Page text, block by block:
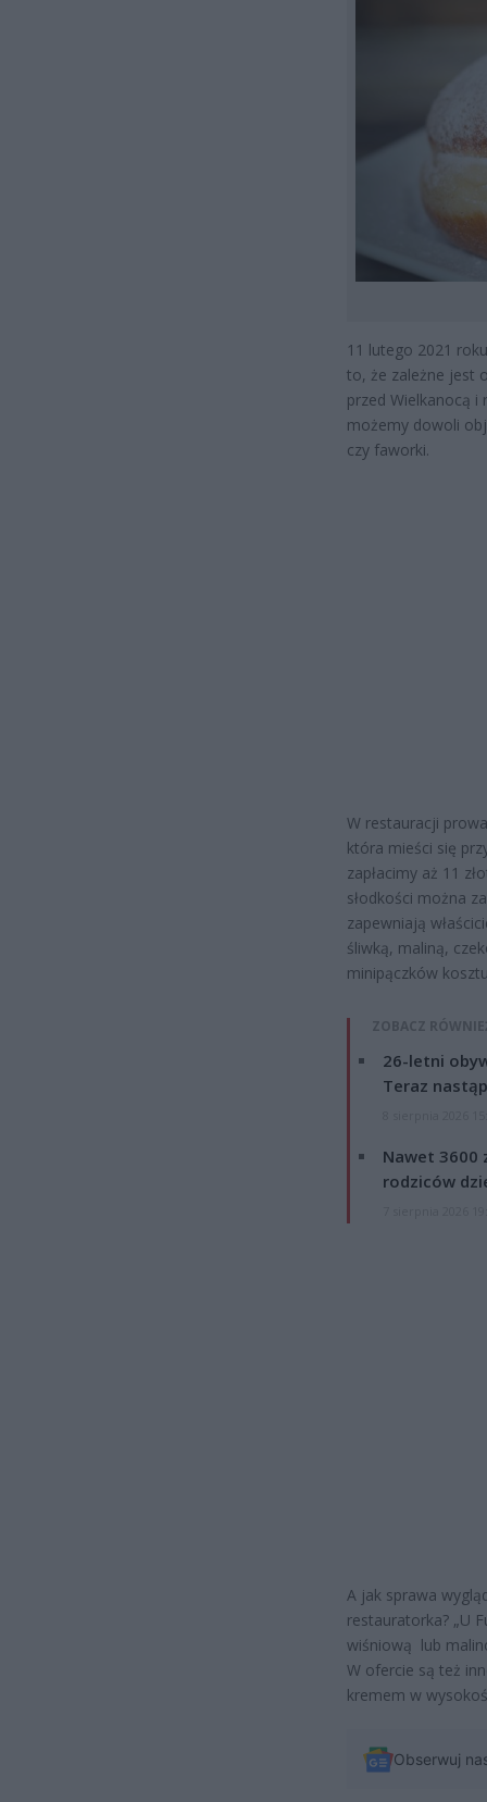
11 lutego 2021
to, że zależne jest
przed Wielkanocą i
możemy dowoli
czy faworki.
W restauracji
która mieści się
zapłacimy aż 11
słodkości można
zapewniają
śliwką, maliną,
minipączków
ZOBACZ
26-letni
Teraz
Nawet 3600
rodziców
A jak sprawa
restauratorka? „U
wiśniową lub
W ofercie są też
kremem w
Obserwuj